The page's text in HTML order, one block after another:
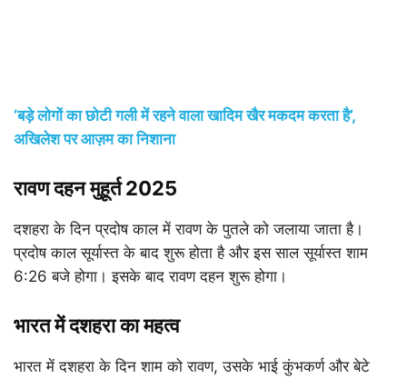
‘बड़े लोगों का छोटी गली में रहने वाला खादिम खैर मकदम करता है’,
अखिलेश पर आज़म का निशाना
रावण दहन मुहूर्त 2025
दशहरा के दिन प्रदोष काल में रावण के पुतले को जलाया जाता है।
प्रदोष काल सूर्यास्त के बाद शुरू होता है और इस साल सूर्यास्त शाम
6:26 बजे होगा। इसके बाद रावण दहन शुरू होगा।
भारत में दशहरा का महत्व
भारत में दशहरा के दिन शाम को रावण, उसके भाई कुंभकर्ण और बेटे